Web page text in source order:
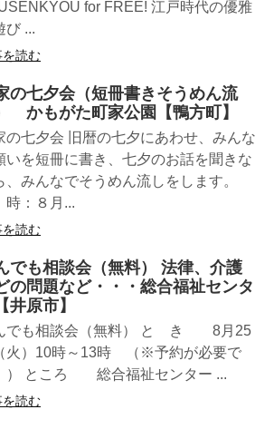
for FREE! 江戸時代の優雅
び ...
を読む
の七夕会（短冊書きそうめん流
かもがた町家公園【鴨方町】
の七夕会 旧暦の七夕にあわせ、みんな
いを短冊に書き、七夕のお話を聞きな
、みんなでそうめん流しをします。
：８月...
を読む
でも相談会（無料） 法律、介護
の問題など・・・総合福祉センタ
井原市】
でも相談会（無料） と き 8月25
火）10時～13時 （※予約が必要で
） ところ 総合福祉センター ...
を読む